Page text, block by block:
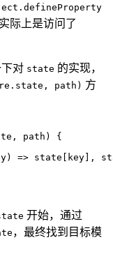
实际上是访问了
对 state 的实现，
path) 方
path) {
) => state[key],
开始，通过
，最终找到目标模